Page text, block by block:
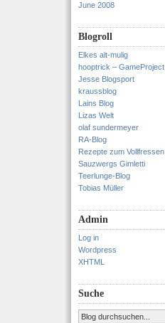
June 2008
Blogroll
Elkes alt-mulig
hooptrick – GameProject
Jesse Blogsport
kraussblog
Lains Blog
Lizas Welt
olaf sundermeyer
RA-Blog
Rezepte zum Vollfressen
Sauzwergs Gimletti
Teerlunge-Blog
Tobias Müller
Admin
Log in
Wordpress
XHTML
Suche